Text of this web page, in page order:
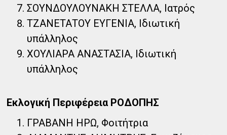
ΣΟΥΝΔΟΥΛΟΥΝΑΚΗ ΣΤΕΛΛΑ, Ιατρός
ΤΖΑΝΕΤΑΤΟΥ ΕΥΓΕΝΙΑ, Ιδιωτική
υπάλληλος
ΧΟΥΛΙΑΡΑ ΑΝΑΣΤΑΣΙΑ, Ιδιωτική
υπάλληλος
Εκλογική Περιφέρεια ΡΟΔΟΠΗΣ
ΓΡΑΒΑΝΗ ΗΡΩ, Φοιτήτρια